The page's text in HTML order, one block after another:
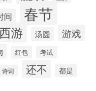
间 春节
游 汤圆 游戏
红包 考试
诗词 还不 都是